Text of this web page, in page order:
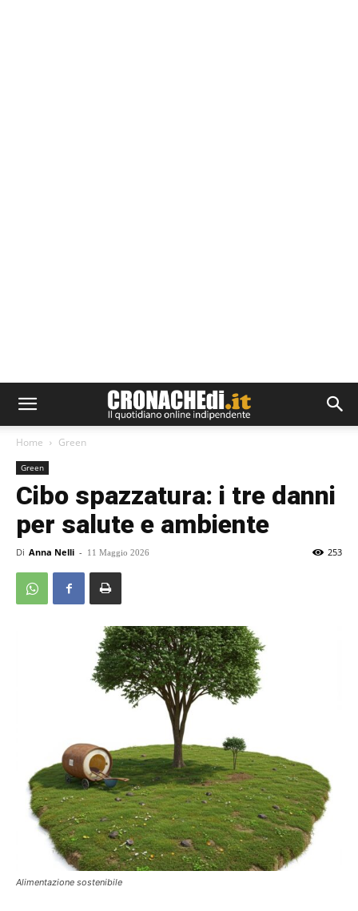
Home Green
Green
Cibo spazzatura: i tre danni
per salute e ambiente
Di Anna Nelli - 11 Maggio 2026 253
Alimentazione sostenibile